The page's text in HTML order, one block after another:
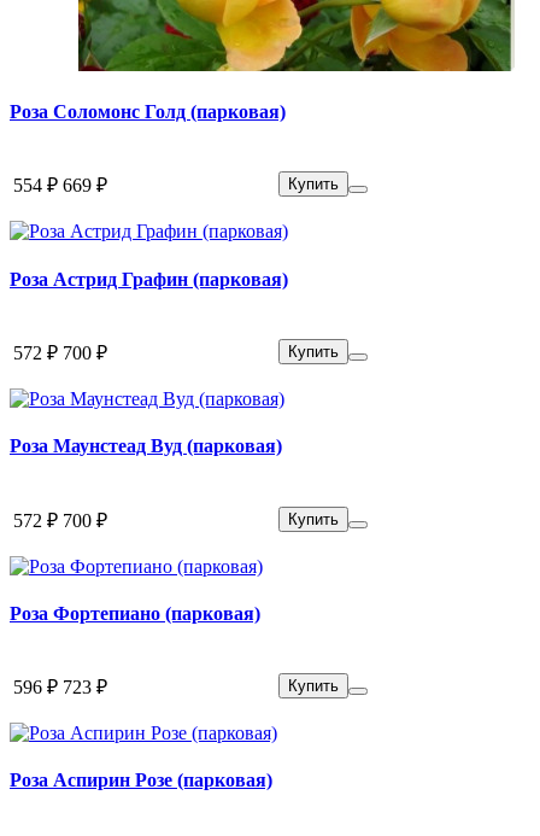
Роза Соломонс Голд (парковая)
554 ₽ 669 ₽ Купить
Роза Астрид Графин (парковая)
572 ₽ 700 ₽ Купить
Роза Маунстеад Вуд (парковая)
572 ₽ 700 ₽ Купить
Роза Фортепиано (парковая)
596 ₽ 723 ₽ Купить
Роза Аспирин Розе (парковая)